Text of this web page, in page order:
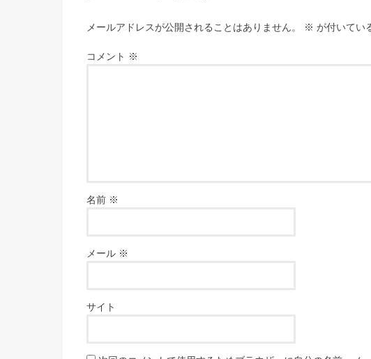
メールアドレスが公開されることはありません。 ※ が付いてい
コメント ※
名前 ※
メール ※
サイト